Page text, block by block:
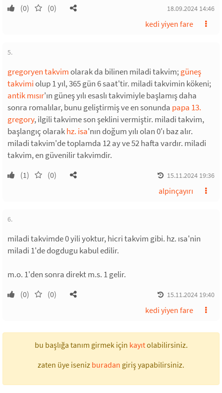
(0) (0) 18.09.2024 14:46
kedi yiyen fare
5.
gregoryen takvimolarak da bilinen miladi takvim;güneş
takvimiolup 1 yıl, 365 gün 6 saat'tir. miladi takvimin kökeni;
antik mısır'ın güneş yılı esaslı takvimiyle başlamış daha
sonra romalılar, bunu geliştirmiş ve en sonunda papa 13.
gregory, ilgili takvime son şeklini vermiştir. miladi takvim,
başlangıç olarakhz. isa'nın doğum yılı olan 0'ı baz alır.
miladi takvim'de toplamda 12 ay ve 52 hafta vardır. miladi
takvim, en güvenilir takvimdir.
(1) (0) 15.11.2024 19:36
alpinçayırı
6.
miladi takvimde 0 yili yoktur, hicri takvim gibi. hz. ısa'nin
miladi 1'de dogdugu kabul edilir.
m.o. 1'den sonra direkt m.s. 1 gelir.
(0) (0) 15.11.2024 19:40
kedi yiyen fare
bu başlığa tanım girmek için kayıtolabilirsiniz.
zaten üye iseniz buradan giriş yapabilirsiniz.